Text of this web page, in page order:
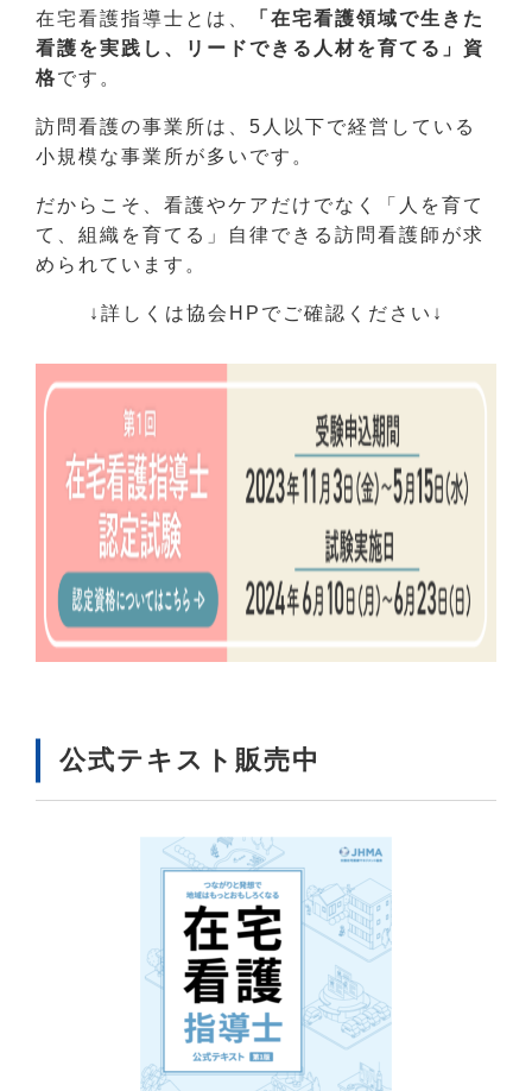
在宅看護指導士とは、
「在宅看護領域で生きた
看護を実践し、リードできる人材を育てる」資
格です。
訪問看護の事業所は、5人以下で経営している
小規模な事業所が多いです。
だからこそ、看護やケアだけでなく「人を育て
て、組織を育てる」自律できる訪問看護師が求
められています。
↓詳しくは協会HPでご確認ください↓
公式テキスト販売中